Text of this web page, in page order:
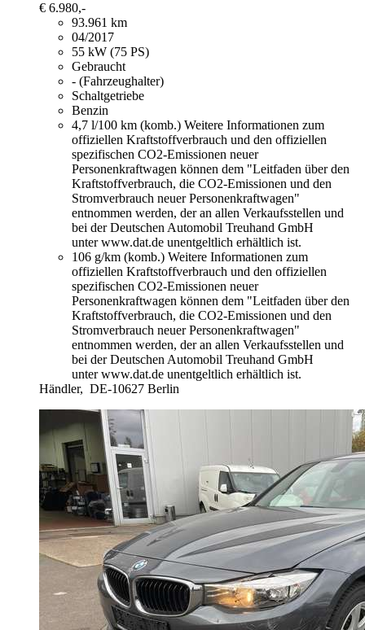
€ 6.980,-
93.961 km
04/2017
55 kW (75 PS)
Gebraucht
- (Fahrzeughalter)
Schaltgetriebe
Benzin
4,7 l/100 km (komb.) Weitere Informationen zum
offiziellen Kraftstoffverbrauch und den offiziellen
spezifischen CO2-Emissionen neuer
Personenkraftwagen können dem "Leitfaden über den
Kraftstoffverbrauch, die CO2-Emissionen und den
Stromverbrauch neuer Personenkraftwagen"
entnommen werden, der an allen Verkaufsstellen und
bei der Deutschen Automobil Treuhand GmbH
unter www.dat.de unentgeltlich erhältlich ist.
106 g/km (komb.) Weitere Informationen zum
offiziellen Kraftstoffverbrauch und den offiziellen
spezifischen CO2-Emissionen neuer
Personenkraftwagen können dem "Leitfaden über den
Kraftstoffverbrauch, die CO2-Emissionen und den
Stromverbrauch neuer Personenkraftwagen"
entnommen werden, der an allen Verkaufsstellen und
bei der Deutschen Automobil Treuhand GmbH
unter www.dat.de unentgeltlich erhältlich ist.
Händler, DE-10627 Berlin